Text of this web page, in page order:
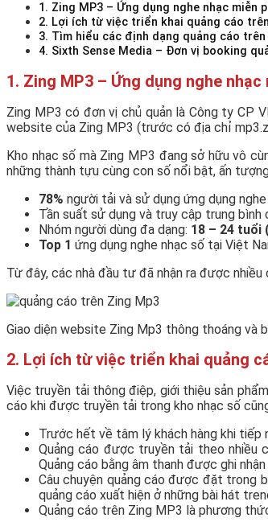
1. Zing MP3 – Ứng dụng nghe nhạc miễn
2. Lợi ích từ việc triển khai quảng cáo
3. Tìm hiểu các định dạng quảng cáo trên
4. Sixth Sense Media – Đơn vị booking
1. Zing MP3 – Ứng dụng nghe
Zing MP3 có đơn vị chủ quản là Công ty CP
website của Zing MP3 (trước có địa chỉ
Kho nhạc số mà Zing MP3 đang sở hữu vô
những thành tựu cùng con số nổi bật, ấn
78% người tải và sử dụng ứng dụng
Tần suất sử dụng và truy cập trung bình
Nhóm người dùng đa dạng: 18 – 24 tuổi
Top 1 ứng dụng nghe nhạc số tại Việt
Từ đây, các nhà đầu tư đã nhận ra được
Giao diện website Zing Mp3 thông thoáng và
2. Lợi ích từ việc triển khai quảng
Việc truyền tải thông điệp, giới thiệu sản
cáo khi được truyền tải trong kho nhạc số
Trước hết về tâm lý khách hàng khi tiếp
Quảng cáo được truyền tải theo nhiều
Quảng cáo bằng âm thanh được ghi
Câu chuyện quảng cáo được đặt trong
quảng cáo xuất hiện ở những bài hát
Quảng cáo trên Zing MP3 là phương